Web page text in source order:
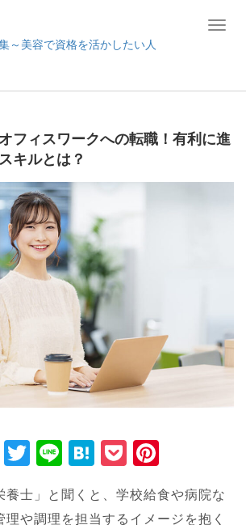
T
n
～美容で資格を活かしたい人
フィスワークへの転職！有利に進
キルとは？
F
c
T
tt
Li
e
H
e
P
ck er
養士」と聞くと、学校給食や病院な
理や調理を担当するイメージを抱く